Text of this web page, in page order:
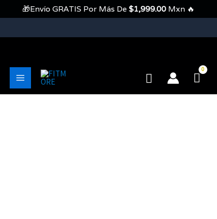
Contenido
Main
Buscar
🎁Envío GRATIS Por Más De $1,999.00 Mxn 🔥